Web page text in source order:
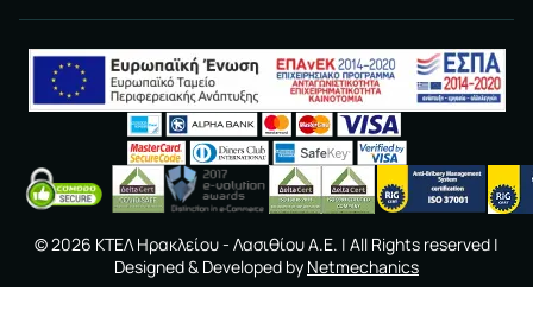
©2026 ΚΤΕΛ Ηρακλείου - Λασιθίου A.E. | All Rights reserved |
Designed & Developed by Netmechanics